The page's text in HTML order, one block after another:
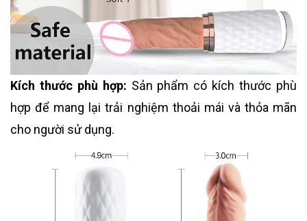
Kích thước phù hợp: Sản phẩm có kích thước phù
hợp để mang lại trải nghiệm thoải mái và thỏa mãn
cho người sử dụng.